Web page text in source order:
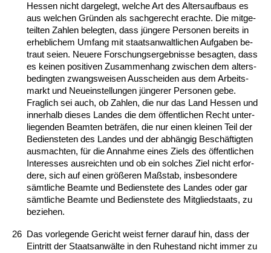
Hes­sen nicht dar­ge­legt, wel­che Art des Al­ters­auf­baus es
aus wel­chen Gründen als sach­ge­recht er­ach­te. Die mit­ge­
teil­ten Zah­len be­leg­ten, dass jünge­re Per­so­nen be­reits in
er­heb­li­chem Um­fang mit staats­an­walt­li­chen Auf­ga­ben be­
traut sei­en. Neue­re For­schungs­er­geb­nis­se be­sag­ten, dass
es kei­nen po­si­ti­ven Zu­sam­men­hang zwi­schen dem al­ters­
be­ding­ten zwangs­wei­sen Aus­schei­den aus dem Ar­beits­
markt und Neu­ein­stel­lun­gen jünge­rer Per­so­nen ge­be.
Frag­lich sei auch, ob Zah­len, die nur das Land Hes­sen und
in­ner­halb die­ses Lan­des die dem öffent­li­chen Recht un­ter­
lie­gen­den Be­am­ten beträfen, die nur ei­nen klei­nen Teil der
Be­diens­te­ten des Lan­des und der abhängig Beschäftig­ten
aus­mach­ten, für die An­nah­me ei­nes Ziels des öffent­li­chen
In­ter­es­ses aus­reich­ten und ob ein sol­ches Ziel nicht er­for­
de­re, sich auf ei­nen größeren Maßstab, ins­be­son­de­re
sämt­li­che Be­am­te und Be­diens­te­te des Lan­des oder gar
sämt­li­che Be­am­te und Be­diens­te­te des Mit­glied­staats, zu
be­zie­hen.
26 Das vor­le­gen­de Ge­richt weist fer­ner dar­auf hin, dass der
Ein­tritt der Staats­anwälte in den Ru­he­stand nicht im­mer zu